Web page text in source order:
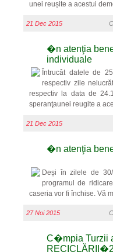
unei reușite a acestui
21 Dec 2015
�n atenţia
individuale
Întrucât datele de
respectiv zile
respectiv la data de
speranţaunei reugite a
21 Dec 2015
�n atenţia
Deși în zilele de
programul de
caseria vor fi închise. Vă
27 Noi 2015
C�mpia Turzii